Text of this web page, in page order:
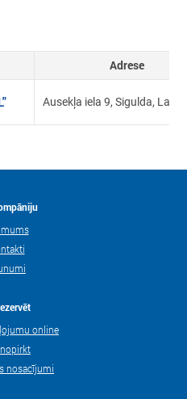
Adrese
Ausekļa iela 9, Sigulda,
mums
online
nosacījumi